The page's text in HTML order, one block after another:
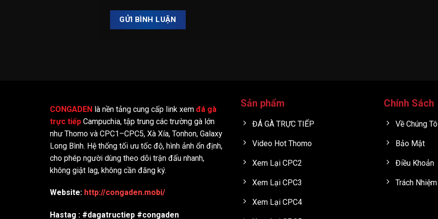
CONGADEN là nền tảng cung cấp link xem đá gà
trực tiếp Campuchia, tập trung các trường gà lớn
như Thomo và CPC1–CPC5, Xà Xía, Tonhon, Galaxy
Long Bình. Hệ thống tối ưu tốc độ, hình ảnh ổn định,
cho phép người dùng theo dõi trận đấu nhanh,
không giật lag, không cần đăng ký.
Website: http://congaden.mobi/
Hastag : #dagatructiep #congaden
Sản phẩm
ĐÁ GÀ TRỰC TIẾP
Video Hot Thomo
Xem Lại CPC2
Xem Lại CPC3
Xem Lại CPC4
Chính Sách
Về Chúng
Bảo Mật
Điều Khoản
Trách Nhiệm